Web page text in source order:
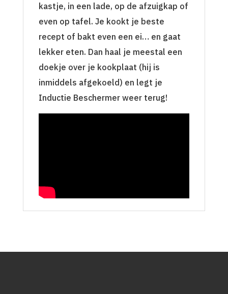
kastje, in een lade, op de afzuigkap of
even op tafel. Je kookt je beste
recept of bakt even een ei… en gaat
lekker eten. Dan haal je meestal een
doekje over je kookplaat (hij is
inmiddels afgekoeld) en legt je
Inductie Beschermer weer terug!